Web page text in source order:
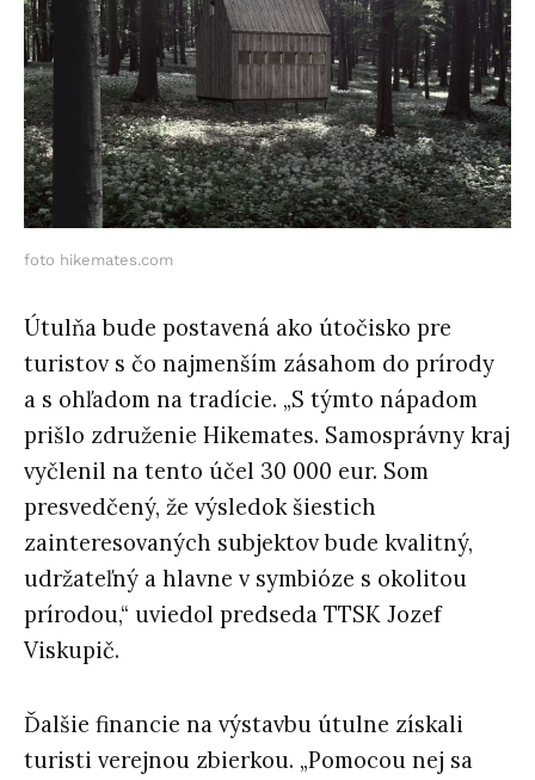
foto hikemates.com
Útulňa bude postavená ako útočisko pre
turistov s čo najmenším zásahom do prírody
a s ohľadom na tradície. „S týmto nápadom
prišlo združenie Hikemates. Samosprávny kraj
vyčlenil na tento účel 30 000 eur. Som
presvedčený, že výsledok šiestich
zainteresovaných subjektov bude kvalitný,
udržateľný a hlavne v symbióze s okolitou
prírodou,“ uviedol predseda TTSK Jozef
Viskupič.
Ďalšie financie na výstavbu útulne získali
turisti verejnou zbierkou. „Pomocou nej sa